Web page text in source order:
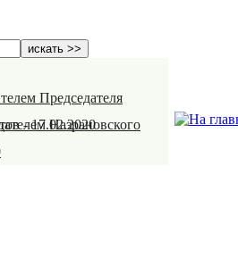
Председателя
-17.02.2020
Назрановского